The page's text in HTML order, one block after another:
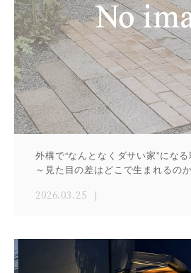
外構で“なんとなくダサい家”になる
～見た目の差はどこで生まれるの
2026.03.25